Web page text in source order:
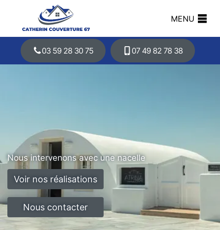
MENU
03 59 28 30 75 07 49 82 78 38
Nous intervenons avec une nacelle
Voir nos réalisations
Nous contacter